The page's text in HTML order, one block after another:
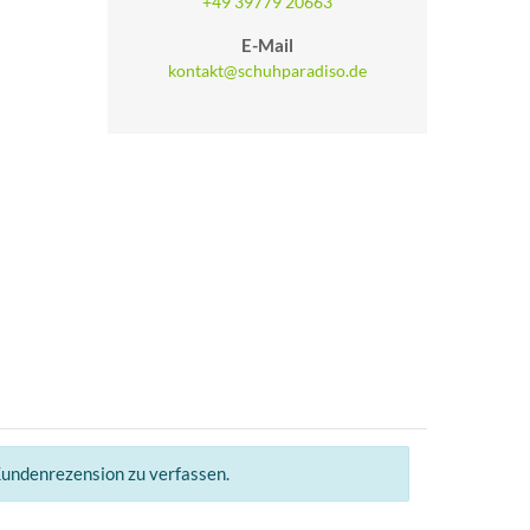
E-Mail
kontakt@schuhparadiso.de
zu verfassen.